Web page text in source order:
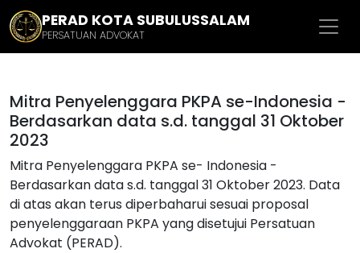
PERAD KOTA SUBULUSSALAM
PERSATUAN ADVOKAT
Mitra Penyelenggara PKPA se-Indonesia -
Berdasarkan data s.d. tanggal 31 Oktober
2023
Mitra Penyelenggara PKPA se- Indonesia -
Berdasarkan data s.d. tanggal 31 Oktober 2023. Data
di atas akan terus diperbaharui sesuai proposal
penyelenggaraan PKPA yang disetujui Persatuan
Advokat (PERAD).